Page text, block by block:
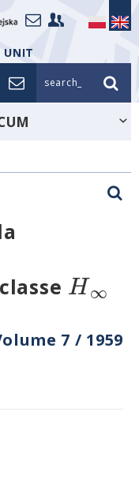
UNIT
search_
H∞
7 / 1959